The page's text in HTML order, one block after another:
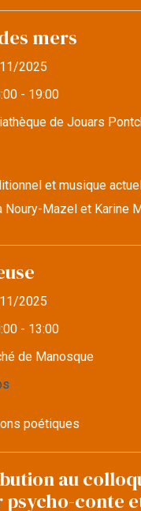
mers
2025
- 19:00
de Jouars
et musique
Noury-Mazel et Karine
2025
- 13:00
de Manosque
poétiques
au
psycho-conte